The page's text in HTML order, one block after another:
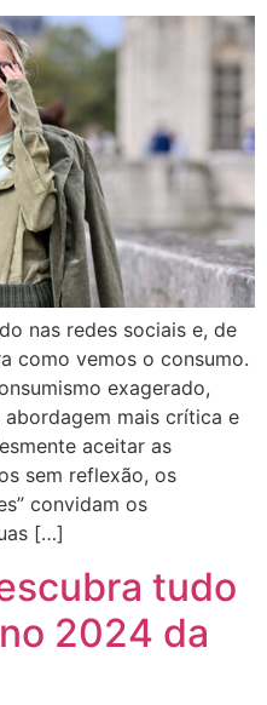
nas redes sociais e, de
como vemos o consumo.
exagerado,
mais crítica e
aceitar as
sem reflexão, os
convidam os
[…]
tudo
2024 da